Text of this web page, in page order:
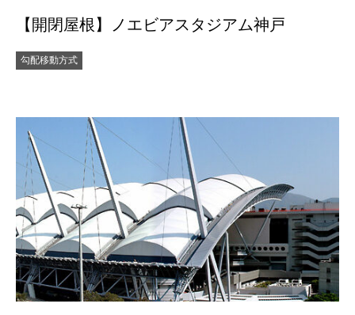
【開閉屋根】ノエビアスタジアム神戸
勾配移動方式